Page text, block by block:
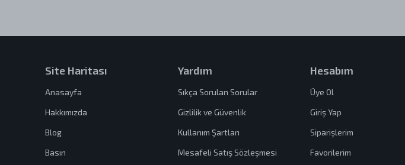
Site Haritası
Anasayfa
Hakkımızda
Blog
Basın
Yardım
Sıkça Sorulan Sorular
Gizlilik ve Güvenlik
Kullanım Şartları
Mesafeli Satış Sözleşmesi
Hesabım
Üye Ol
Giriş Yap
Siparişlerim
Favorilerim